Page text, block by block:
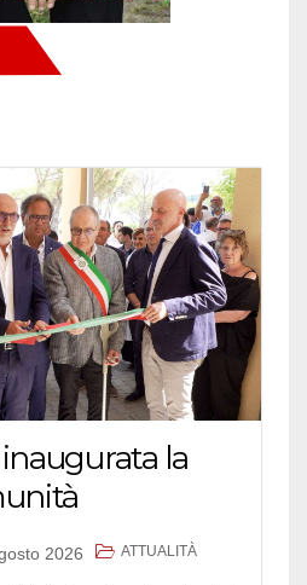
la
2026 ATTUALITÀ